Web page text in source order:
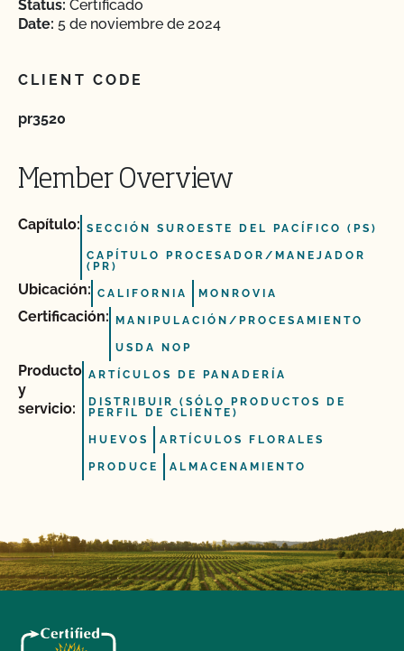
Status: Certificado
Date: 5 de noviembre de 2024
CLIENT CODE
pr3520
Member Overview
Capítulo: SECCIÓN SUROESTE DEL PACÍFICO (PS)
CAPÍTULO PROCESADOR/MANEJADOR
(PR)
Ubicación: CALIFORNIA MONROVIA
Certificación: MANIPULACIÓN/PROCESAMIENTO
USDA NOP
Producto
y
servicio:
ARTÍCULOS DE PANADERÍA
DISTRIBUIR (SÓLO PRODUCTOS DE
PERFIL DE CLIENTE)
HUEVOS ARTÍCULOS FLORALES
PRODUCE ALMACENAMIENTO